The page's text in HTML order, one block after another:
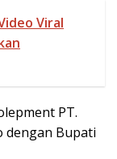
Viral
PT.
dengan Bupati